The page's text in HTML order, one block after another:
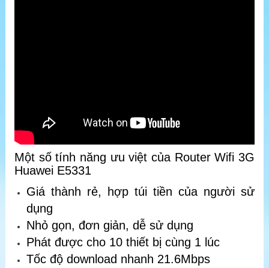
Một số tính năng ưu việt của Router Wifi 3G
Huawei E5331
Giá thành rẻ, hợp túi tiền của người sử
dụng
Nhỏ gọn, đơn giản, dễ sử dụng
Phát được cho 10 thiết bị cùng 1 lúc
Tốc độ download nhanh 21.6Mbps